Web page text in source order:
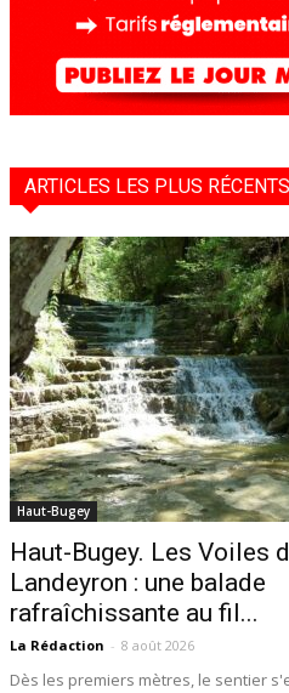
ARTICLES LES PLUS RÉCENTS
Haut-Bugey
Haut-Bugey. Les Voiles
Landeyron : une balade
rafraîchissante au fil...
La Rédaction - 8 août 2026
Dès les premiers mètres, le sentier